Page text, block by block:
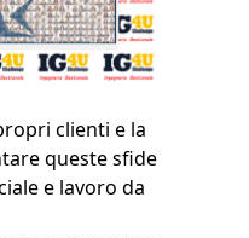
clienti e la
queste sfide
e lavoro da